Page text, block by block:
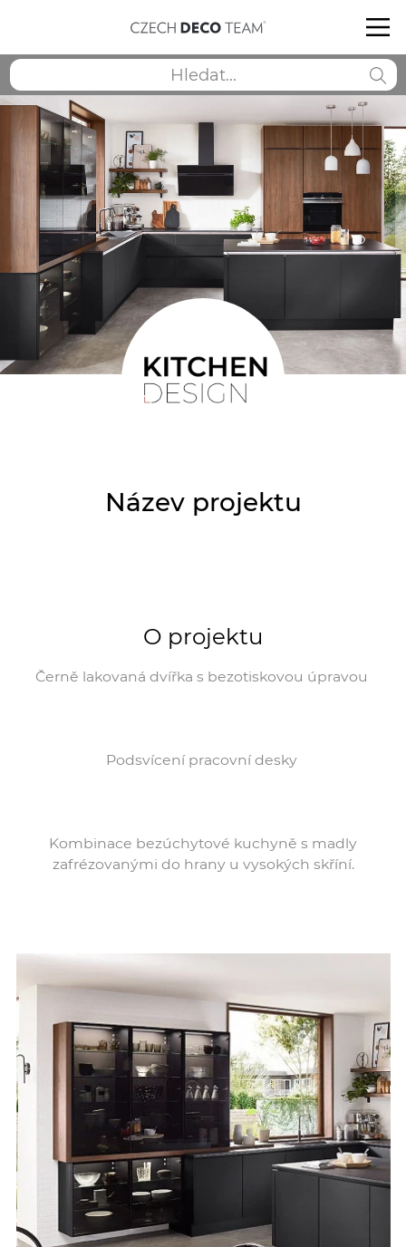
Název projektu
O projektu
Černě lakovaná dvířka s bezotiskovou úpravou
Podsvícení pracovní desky
Kombinace bezúchytové kuchyně s madly
zafrézovanými do hrany u vysokých skříní.